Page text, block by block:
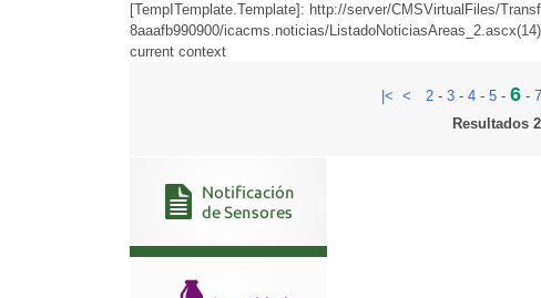
[TempITemplate.Template]: http://server/CMSVirtualFiles/
8aaafb990900/icacms.noticias/
current context
|< < 2- 3- 4- 5- 6- 7
Resultados